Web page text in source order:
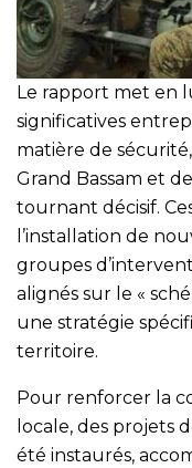
Le rapport met en
significatives
matière de
Grand Bassam et
tournant décisif.
l’installation de
groupes
alignés sur le «
une stratégie
territoire.
Pour renforcer la
locale, des projets
été instaurés,